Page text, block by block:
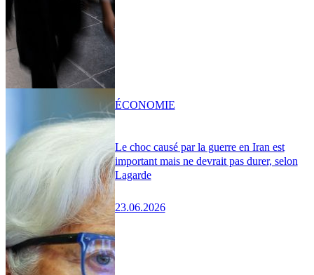
Le choc causé par la guerre en Iran est
important mais ne devrait pas durer, selon
Lagarde
23.06.2026
ÉCONOMIE